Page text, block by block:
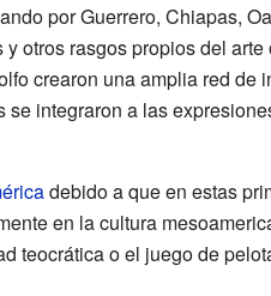
por Guerrero, Chiapas,
otros rasgos propios del
crearon una amplia red de
integraron a las
debido a que en estas
en la cultura
teocrática o el juego de